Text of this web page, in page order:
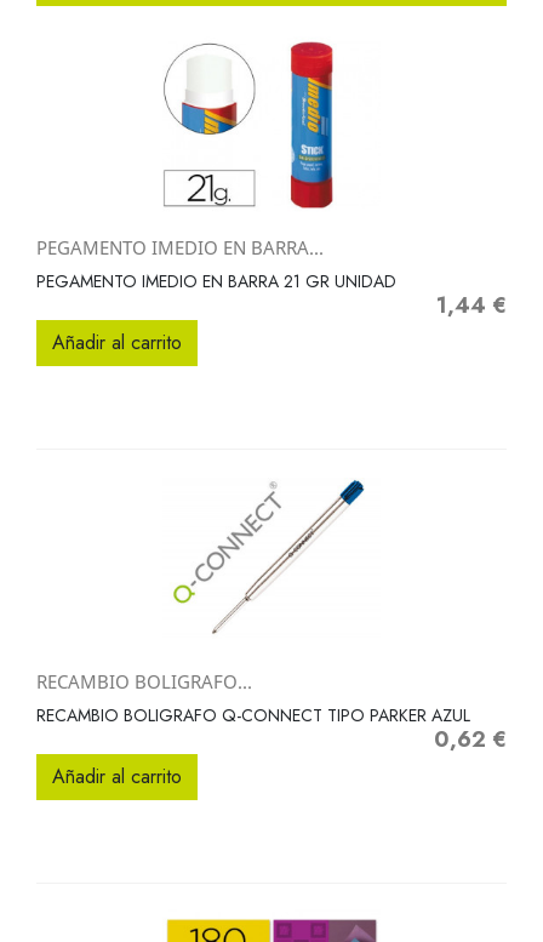
PEGAMENTO IMEDIO EN BARRA...
PEGAMENTO IMEDIO EN BARRA 21 GR UNIDAD
Precio
1,44 €
Añadir al carrito
RECAMBIO BOLIGRAFO...
RECAMBIO BOLIGRAFO Q-CONNECT TIPO PARKER AZUL
Precio
0,62 €
Añadir al carrito